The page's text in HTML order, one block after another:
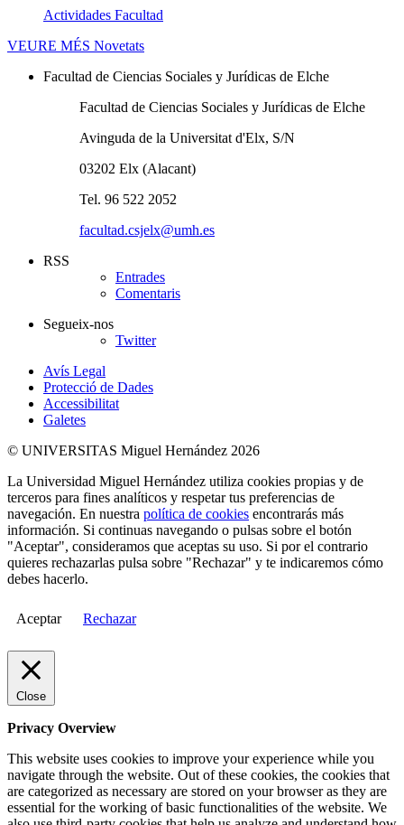
Actividades Facultad
VEURE MÉS Novetats
Facultad de Ciencias Sociales y Jurídicas de Elche
Facultad de Ciencias Sociales y Jurídicas de Elche
Avinguda de la Universitat d'Elx, S/N
03202 Elx (Alacant)
Tel. 96 522 2052
facultad.csjelx@umh.es
RSS
Entrades
Comentaris
Segueix-nos
Twitter
Avís Legal
Protecció de Dades
Accessibilitat
Galetes
© UNIVERSITAS Miguel Hernández 2026
La Universidad Miguel Hernández utiliza cookies propias y de
terceros para fines analíticos y respetar tus preferencias de
navegación. En nuestra política de cookies encontrarás más
información. Si continuas navegando o pulsas sobre el botón
"Aceptar", consideramos que aceptas su uso. Si por el contrario
quieres rechazarlas pulsa sobre "Rechazar" y te indicaremos cómo
debes hacerlo.
Aceptar Rechazar
Close
Privacy Overview
This website uses cookies to improve your experience while you
navigate through the website. Out of these cookies, the cookies that
are categorized as necessary are stored on your browser as they are
essential for the working of basic functionalities of the website. We